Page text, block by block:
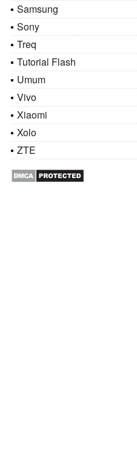
Samsung
Sony
Treq
Tutorial Flash
Umum
Vivo
Xiaomi
Xolo
ZTE